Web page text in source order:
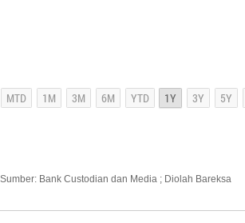
Sumber: Bank Custodian dan Media ; Diolah Bareksa